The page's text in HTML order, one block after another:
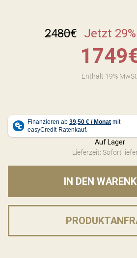
2480€ Jetzt
1749
Enthält 19% MwSt.
Auf Lager
Lieferzeit: Sofort
IN DEN